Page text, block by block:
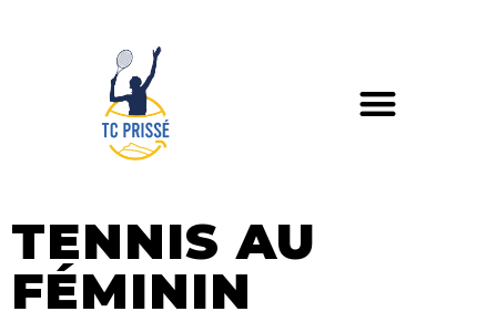
TENNIS AU
FÉMININ